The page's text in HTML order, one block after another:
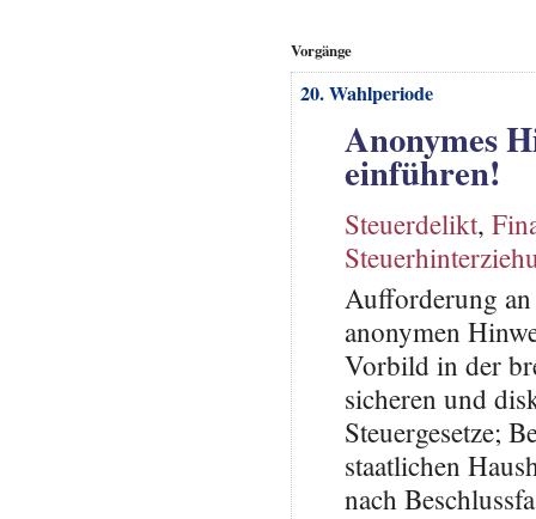
Vorgänge
20. Wahlperiode
Anonymes
einführen!
Steuerdelikt,
Aufforderung an
anonymen
Vorbild in der
sicheren und
Steuergesetze;
staatlichen
nach